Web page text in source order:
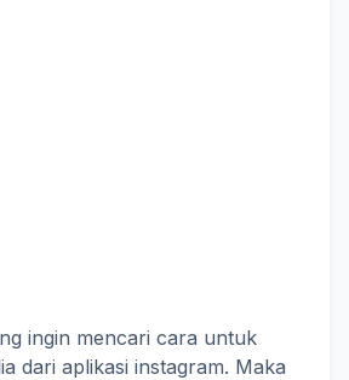
ingin mencari cara untuk
dari aplikasi instagram. Maka